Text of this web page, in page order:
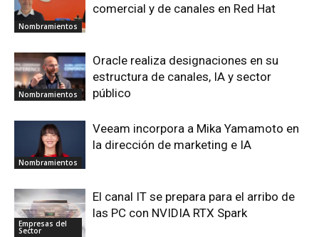
Nombramientos
comercial y de canales en Red Hat
Nombramientos
Oracle realiza designaciones en su
estructura de canales, IA y sector
público
Nombramientos
Veeam incorpora a Mika Yamamoto en
la dirección de marketing e IA
Empresas del
Sector
El canal IT se prepara para el arribo de
las PC con NVIDIA RTX Spark